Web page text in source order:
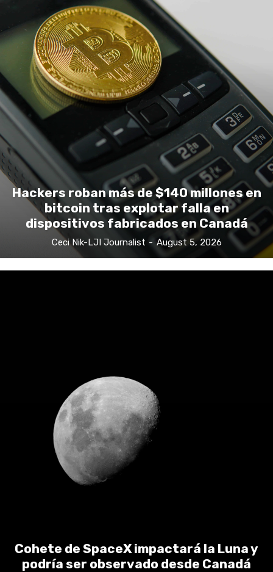
Hackers roban más de $140 millones en
bitcoin tras explotar falla en
dispositivos fabricados en Canadá
Ceci Nik-LJI Journalist - August 5, 2026
Cohete de SpaceX impactará la Luna y
podría ser observado desde Canadá